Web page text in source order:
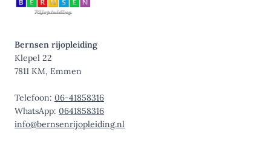
Bernsen rijopleiding
Klepel 22
7811 KM, Emmen
Telefoon: 06-41858316
WhatsApp: 0641858316
info@bernsenrijopleiding.nl